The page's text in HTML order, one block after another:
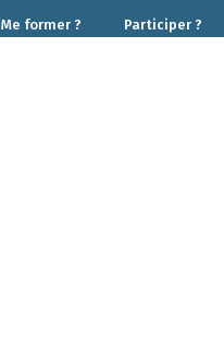
Me former ? Participer ?